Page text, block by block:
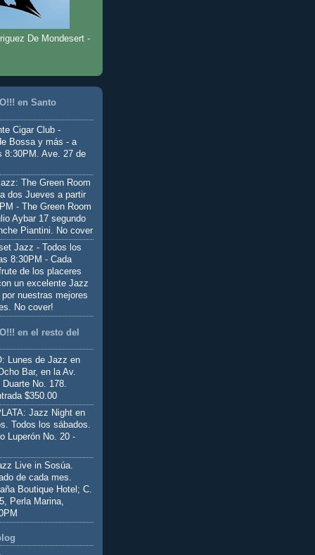
De Mondesert -
en Santo
Cigar Club -
Bossa y más - a
8:30PM. Ave. 27 de
The Green Room
dos Jueves a partir
- The Green Room
Aybar 17 segundo
Piantini. No cover
Jazz - Todos los
8:30PM - Cada
de los placeres
un excelente Jazz
nuestras mejores
No cover!
en el resto del
Lunes de Jazz en
Bar, en la Av.
No. 178.
$350.00
Jazz Night en
Todos los sábados.
Luperón No. 20 -
Live in Sosúa.
de cada mes.
Boutique Hotel; C.
Perla Marina,